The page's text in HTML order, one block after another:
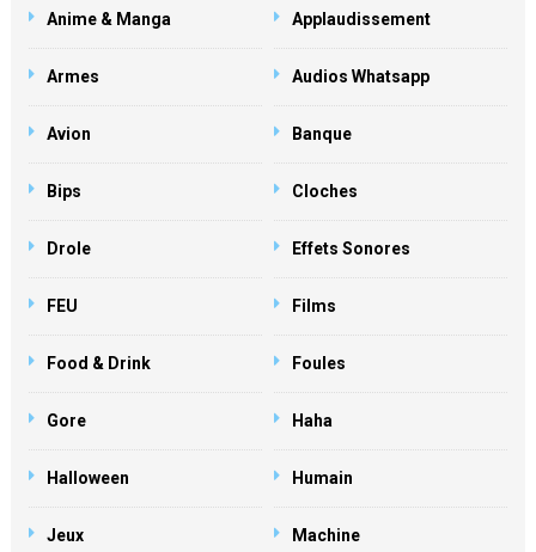
Anime & Manga Applaudissement
Armes Audios Whatsapp
Avion Banque
Bips Cloches
Drole Effets Sonores
FEU Films
Food & Drink Foules
Gore Haha
Halloween Humain
Jeux Machine